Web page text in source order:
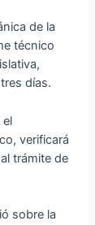
de la
técnico
días.
el
verificará
trámite de
sobre la